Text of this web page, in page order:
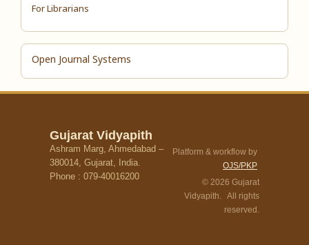
For Librarians
Open Journal Systems
Gujarat Vidyapith
Ashram Marg, Ahmedabad –
380014, Gujarat, India.
Phone : 079-40016200
Platform & workflow by
OJS/PKP
© 2026 Gujarat
Vidyapith. All rights
reserved.